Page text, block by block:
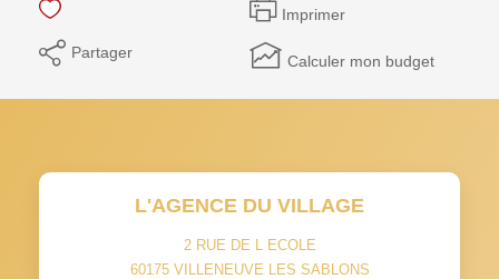
Imprimer
Partager Calculer mon budget
L'AGENCE DU VILLAGE
2 RUE DE L ECOLE
60175 VILLENEUVE LES SABLONS